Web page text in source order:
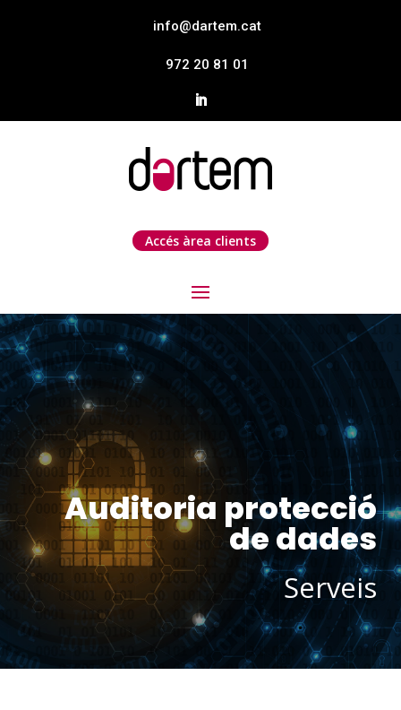
info@dartem.cat
972 20 81 01
Accés àrea clients
Auditoria protecció
de dades
Serveis